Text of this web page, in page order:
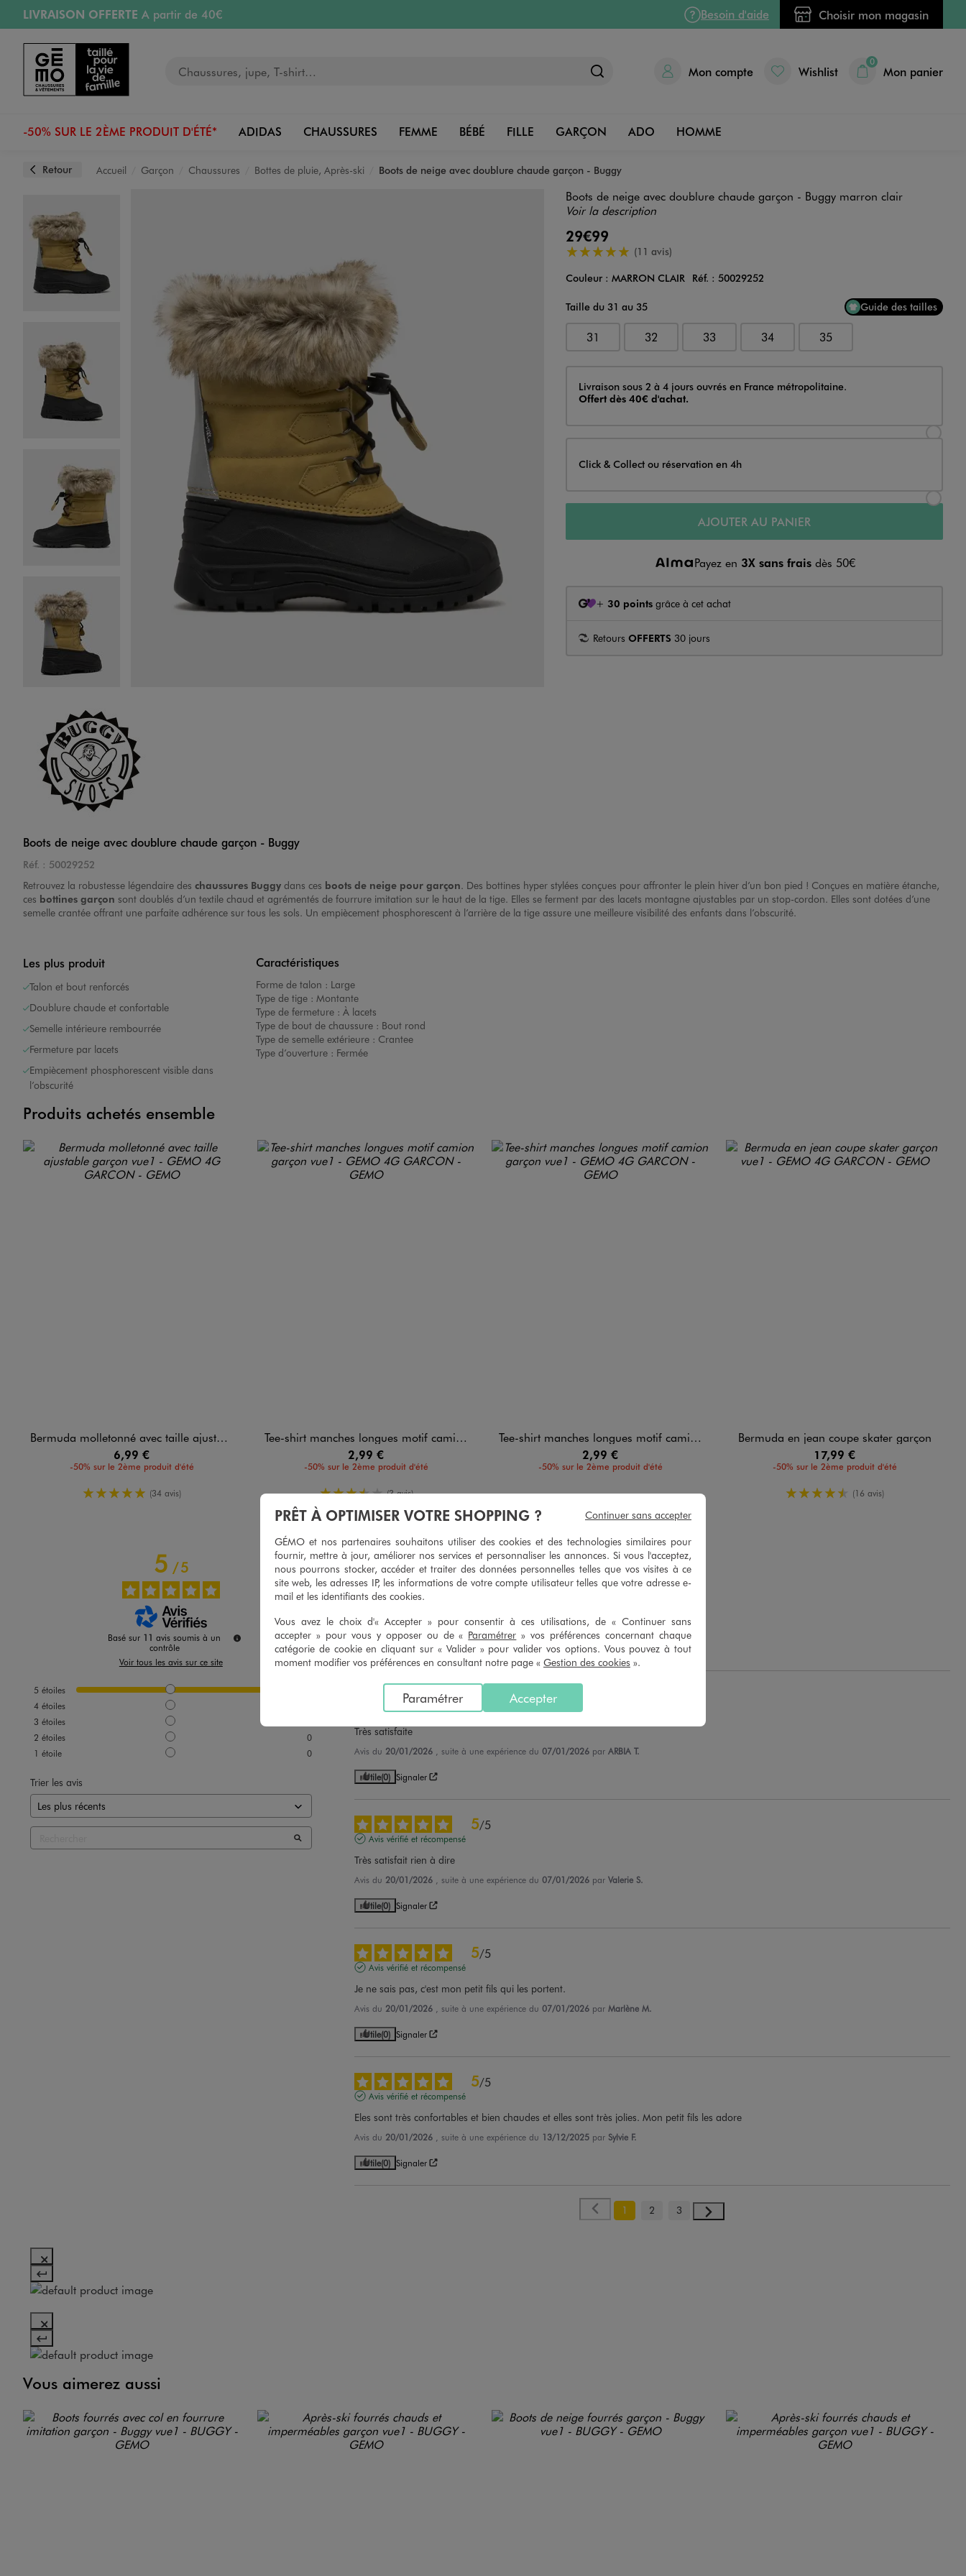
Aller au contenu principal
Aller à la navigation
LIVRAISON OFFERTE A partir de 40€
RETRAIT ET LIVRAISON OFFERTE
RÉSERVATION GRATUITE
4h en magasin
Retours OFFERTSpendant 30 jours
Besoin d'aide Choisir mon magasin
Mon compte Wishlist
0
Mon panier
-50% SUR LE 2ÈME PRODUIT D'ÉTÉ* ADIDAS CHAUSSURES FEMME BÉBÉ FILLE GARÇON ADO HOMME
Retour Accueil Garçon Chaussures Bottes de pluie, Après-ski Boots de neige avec doublure chaude garçon - Buggy
Boots de neige avec doublure chaude garçon - Buggy marron clair
Voir la description
29€99
5/5 de moyenne(11 avis)
Couleur
Couleur : MARRON CLAIR Réf. : 50029252
Taille du 31 au 35
Guide des tailles
31 32 33 34 35
Livraison
Livraison sous 2 à 4 jours ouvrés en France métropolitaine.
Offert dès 40€ d'achat.
Click & Collect ou réservation en 4h
AJOUTER AU PANIER
Payez en 3X sans fraisdès 50€
+ 30 pointsgrâce à cet achat
Retours OFFERTS 30 jours
Boots de neige avec doublure chaude garçon - Buggy
Réf. : 50029252
Retrouvez la robustesse légendaire des chaussures Buggy dans ces boots de neige pour garçon. Des bottines hyper stylées conçues pour affronter le plein hiver d’un bon pied ! Conçues en matière étanche,
ces bottines garçon sont doublés d’un textile chaud et agrémentés de fourrure imitation sur le haut de la tige. Elles se ferment par des lacets montagne ajustables par un stop-cordon. Elles sont dotées d’une
semelle crantée offrant une parfaite adhérence sur tous les sols. Un empiècement phosphorescent à l’arrière de la tige assure une meilleure visibilité des enfants dans l’obscurité.
Les plus produit
Talon et bout renforcés
Doublure chaude et confortable
Semelle intérieure rembourrée
Fermeture par lacets
Empiècement phosphorescent visible dans
l’obscurité
Caractéristiques
Forme de talon : Large
Type de tige : Montante
Type de fermeture : À lacets
Type de bout de chaussure : Bout rond
Type de semelle extérieure : Crantee
Type d’ouverture : Fermée
Produits achetés ensemble
Bermuda molletonné avec taille ajustable garçon
6,99 €
-50% sur le 2ème produit d'été
5/5 de moyenne
(34 avis)
Tee-shirt manches longues motif camion garçon
2,99 €
-50% sur le 2ème produit d'été
3.5/5 de moyenne
(3 avis)
Tee-shirt manches longues motif camion garçon
2,99 €
-50% sur le 2ème produit d'été
Bermuda en jean coupe skater garçon
17,99 €
-50% sur le 2ème produit d'été
4.5/5 de moyenne
(16 avis)
5/5
Basé sur 11 avis soumis à un
contrôle
Voir tous les avis sur ce site
5 étoiles
4 étoiles
3 étoiles
2 étoiles
0
1 étoile 0
Trier les avis
5 /5
Avis vérifié et récompensé
Très bonne chaussures pour enfant ma. Fille adore ses chaussures
Avis du02/03/2026 , suite à une expérience du17/02/2026 par Alexandre L.
Utile (0) Signaler
Avis vérifié et récompensé
Très satisfaite
Avis du 20/01/2026 , suite à une expérience du 07/01/2026 par ARBIA T.
Utile(0) Signaler
5/5
Avis vérifié et récompensé
Très satisfait rien à dire
Avis du 20/01/2026 , suite à une expérience du 07/01/2026 par Valerie S.
Utile(0) Signaler
5/5
Avis vérifié et récompensé
Je ne sais pas, c'est mon petit fils qui les portent.
Avis du 20/01/2026 , suite à une expérience du 07/01/2026 par Marlène M.
Utile(0) Signaler
5/5
Avis vérifié et récompensé
Eles sont très confortables et bien chaudes et elles sont très jolies. Mon petit fils les adore
Avis du 20/01/2026 , suite à une expérience du 13/12/2025 par Sylvie F.
Utile(0) Signaler
1 2 3
Vous aimerez aussi
PRÊT À OPTIMISER VOTRE SHOPPING ?
GÉMO et nos partenaires souhaitons utiliser des cookies et des technologies similaires pour
fournir, mettre à jour, améliorer nos services et personnaliser les annonces. Si vous l'acceptez,
nous pourrons stocker, accéder et traiter des données personnelles telles que vos visites à ce
site web, les adresses IP, les informations de votre compte utilisateur telles que votre adresse e-
mail et les identifiants des cookies.
Vous avez le choix d'« Accepter » pour consentir à ces utilisations, de « Continuer sans
accepter » pour vous y opposer ou de « Paramétrer » vos préférences concernant chaque
catégorie de cookie en cliquant sur « Valider » pour valider vos options. Vous pouvez à tout
moment modifier vos préférences en consultant notre page « Gestion des cookies ».
Accepter
Paramétrer
Continuer sans accepter